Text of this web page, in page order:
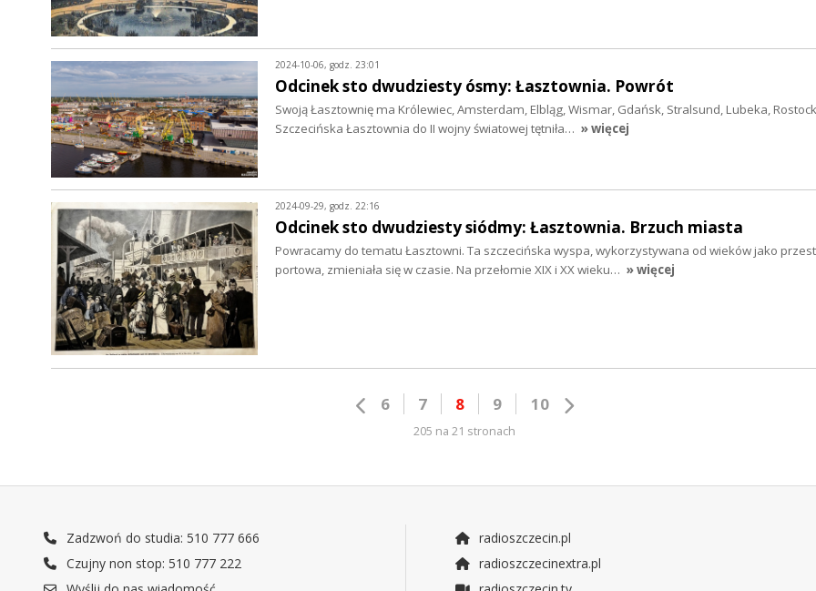
2024-10-06, godz. 23:01
Odcinek sto dwudziesty ósmy: Łasztownia. Powrót
Swoją Łasztownię ma Królewiec, Amsterdam, Elbląg, Wismar, Gdańsk, Stralsund, Lubeka,
Szczecińska Łasztownia do II wojny światowej tętniła… » więcej
2024-09-29, godz. 22:16
Odcinek sto dwudziesty siódmy: Łasztownia. Brzuch miasta
Powracamy do tematu Łasztowni. Ta szczecińska wyspa, wykorzystywana od wieków jako
portowa, zmieniała się w czasie. Na przełomie XIX i XX wieku… » więcej
6 7 8 9 10
205 na 21 stronach
Zadzwoń do studia: 510 777 666
Czujny non stop: 510 777 222
radioszczecin.pl
radioszczecinextra.pl